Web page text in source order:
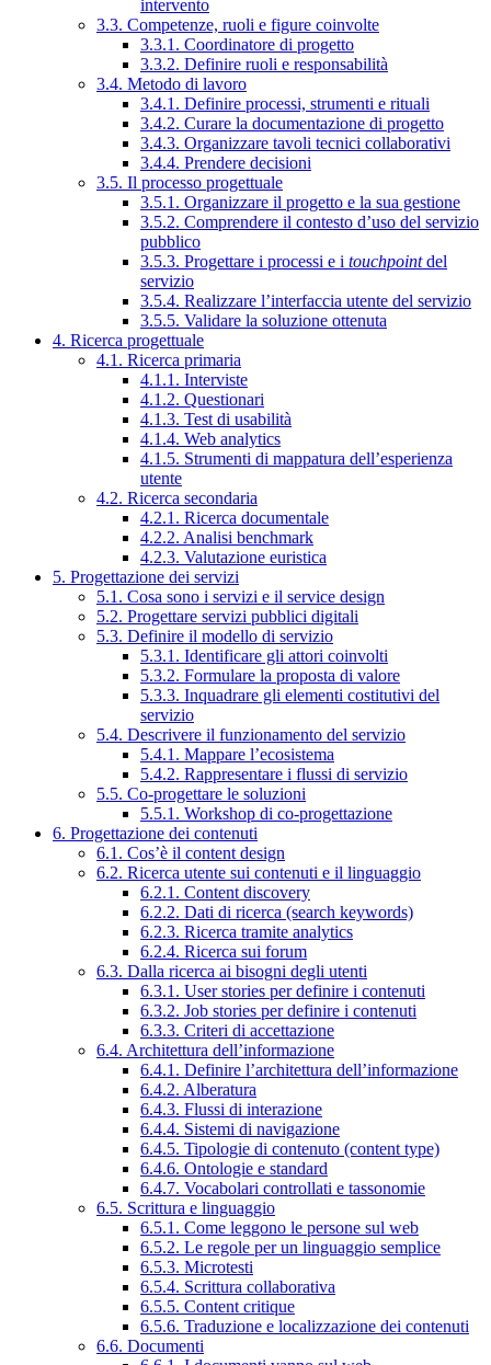
intervento
3.3. Competenze, ruoli e figure coinvolte
3.3.1. Coordinatore di progetto
3.3.2. Definire ruoli e responsabilità
3.4. Metodo di lavoro
3.4.1. Definire processi, strumenti e rituali
3.4.2. Curare la documentazione di progetto
3.4.3. Organizzare tavoli tecnici collaborativi
3.4.4. Prendere decisioni
3.5. Il processo progettuale
3.5.1. Organizzare il progetto e la sua gestione
3.5.2. Comprendere il contesto d’uso del servizio
pubblico
3.5.3. Progettare i processi e i touchpointdel
servizio
3.5.4. Realizzare l’interfaccia utente del servizio
3.5.5. Validare la soluzione ottenuta
4. Ricerca progettuale
4.1. Ricerca primaria
4.1.1. Interviste
4.1.2. Questionari
4.1.3. Test di usabilità
4.1.4. Web analytics
4.1.5. Strumenti di mappatura dell’esperienza
utente
4.2. Ricerca secondaria
4.2.1. Ricerca documentale
4.2.2. Analisi benchmark
4.2.3. Valutazione euristica
5. Progettazione dei servizi
5.1. Cosa sono i servizi e il service design
5.2. Progettare servizi pubblici digitali
5.3. Definire il modello di servizio
5.3.1. Identificare gli attori coinvolti
5.3.2. Formulare la proposta di valore
5.3.3. Inquadrare gli elementi costitutivi del
servizio
5.4. Descrivere il funzionamento del servizio
5.4.1. Mappare l’ecosistema
5.4.2. Rappresentare i flussi di servizio
5.5. Co-progettare le soluzioni
5.5.1. Workshop di co-progettazione
6. Progettazione dei contenuti
6.1. Cos’è il content design
6.2. Ricerca utente sui contenuti e il linguaggio
6.2.1. Content discovery
6.2.2. Dati di ricerca (search keywords)
6.2.3. Ricerca tramite analytics
6.2.4. Ricerca sui forum
6.3. Dalla ricerca ai bisogni degli utenti
6.3.1. User stories per definire i contenuti
6.3.2. Job stories per definire i contenuti
6.3.3. Criteri di accettazione
6.4. Architettura dell’informazione
6.4.1. Definire l’architettura dell’informazione
6.4.2. Alberatura
6.4.3. Flussi di interazione
6.4.4. Sistemi di navigazione
6.4.5. Tipologie di contenuto (content type)
6.4.6. Ontologie e standard
6.4.7. Vocabolari controllati e tassonomie
6.5. Scrittura e linguaggio
6.5.1. Come leggono le persone sul web
6.5.2. Le regole per un linguaggio semplice
6.5.3. Microtesti
6.5.4. Scrittura collaborativa
6.5.5. Content critique
6.5.6. Traduzione e localizzazione dei contenuti
6.6. Documenti